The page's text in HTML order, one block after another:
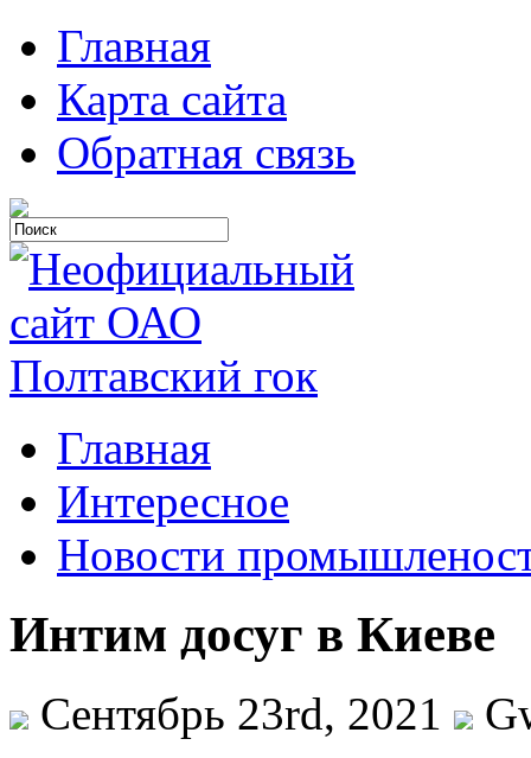
Главная
Карта сайта
Обратная связь
Главная
Интересное
Новости
Интим досуг в Киеве
Сентябрь 23rd, 2021